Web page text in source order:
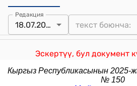
Редакция
18.07.2025
Эскертүү, бул документ